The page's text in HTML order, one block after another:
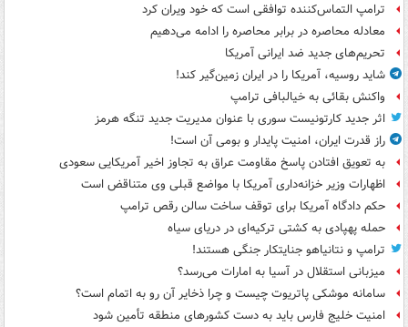
ترامپ التماس‌کننده توافقی است که خود ویران کرد
معادله محاصره در برابر محاصره را ادامه می‌دهیم
تحریم‌های جدید ضد ایرانی آمریکا
شاید روسیه، آمریکا را در ایران زمین‌گیر کند!
واکنش بقائی به خیالبافی ترامپ
اثر جدید کارتونیست سوری با عنوان مدیریت جدید تنگه هرمز
راز قدرت ایران، امنیت پایدار و بومی آن است!
به تعویق افتادن پاسخ مقاومت عراق به تجاوز اخیر آمریکایی سعودی
اظهارات وزیر خزانه‌داری آمریکا با مواضع قبلی وی متناقض است
حکم دادگاه آمریکا برای توقف ساخت سالن رقص ترامپ
حمله پهپادی به کشتی ترکیه‌ای در دریای سیاه
ترامپ و نتانیاهو جنایتکار جنگی هستند!
میزبانی استقلال در آسیا به امارات می‌رسد؟
سامانه موشکی پاتریوت چیست و چرا ذخایر آن رو به اتمام است؟
امنیت خلیج فارس باید به دست کشورهای منطقه تأمین شود